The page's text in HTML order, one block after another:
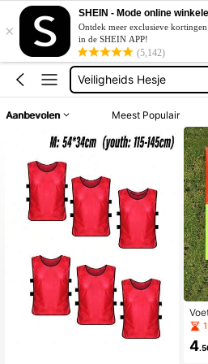
×
SHEIN - Mode online
Ontdek meer exclusieve
in de SHEIN APP!
(5,142)
Fluo Hesjes Voetbal
Keeper Training Spullen
Veiligheids Hesje
Scheidsrechter
Strapless Dress
Fluo Hesjes Voetbal
Aanbevolen Meest Populair
n
4